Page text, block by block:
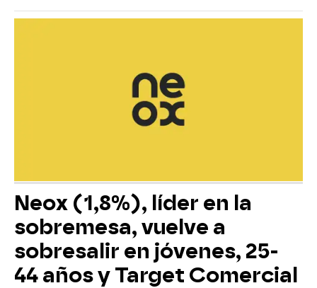
Neox (1,8%), líder en la
sobremesa, vuelve a
sobresalir en jóvenes, 25-
44 años y Target Comercial